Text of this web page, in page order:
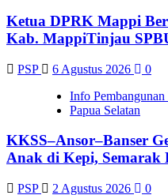
Ketua DPRK Mappi
Kab. MappiTinjau
PSP 6 Agustus 2026
0
Info
Papua Selatan
KKSS–Ansor–Banser
Anak di Kepi, Semarak
PSP 2 Agustus 2026
0